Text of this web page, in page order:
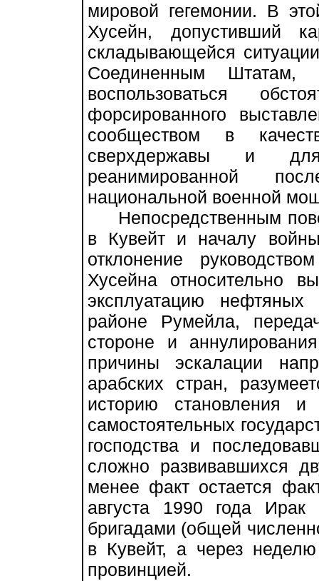
мировой гегемонии. В
Хусейн, допустивший
складывающейся
Соединенным Штатам,
воспользоваться
форсированного
сообществом в
сверхдержавы и
реанимированной
национальной военной
Непосредственным
в Кувейт и началу
отклонение
Хусейна относительно
эксплуатацию
районе Румейла,
стороне и
причины эскалации
арабских стран,
историю становления
самостоятельных
господства и
сложно развивавшихся
менее факт остается
августа 1990 года
бригадами (общей
в Кувейт, а через
провинцией.